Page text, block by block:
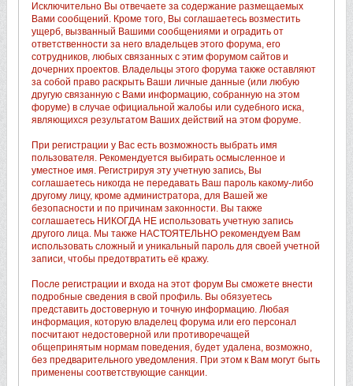
Исключительно Вы отвечаете за содержание размещаемых
Вами сообщений. Кроме того, Вы соглашаетесь возместить
ущерб, вызванный Вашими сообщениями и оградить от
ответственности за него владельцев этого форума, его
сотрудников, любых связанных с этим форумом сайтов и
дочерних проектов. Владельцы этого форума также оставляют
за собой право раскрыть Ваши личные данные (или любую
другую связанную с Вами информацию, собранную на этом
форуме) в случае официальной жалобы или судебного иска,
являющихся результатом Ваших действий на этом форуме.
При регистрации у Вас есть возможность выбрать имя
пользователя. Рекомендуется выбирать осмысленное и
уместное имя. Регистрируя эту учетную запись, Вы
соглашаетесь никогда не передавать Ваш пароль какому-либо
другому лицу, кроме администратора, для Вашей же
безопасности и по причинам законности. Вы также
соглашаетесь НИКОГДА НЕ использовать учетную запись
другого лица. Мы также НАСТОЯТЕЛЬНО рекомендуем Вам
использовать сложный и уникальный пароль для своей учетной
записи, чтобы предотвратить её кражу.
После регистрации и входа на этот форум Вы сможете внести
подробные сведения в свой профиль. Вы обязуетесь
представить достоверную и точную информацию. Любая
информация, которую владелец форума или его персонал
посчитают недостоверной или противоречащей
общепринятым нормам поведения, будет удалена, возможно,
без предварительного уведомления. При этом к Вам могут быть
применены соответствующие санкции.